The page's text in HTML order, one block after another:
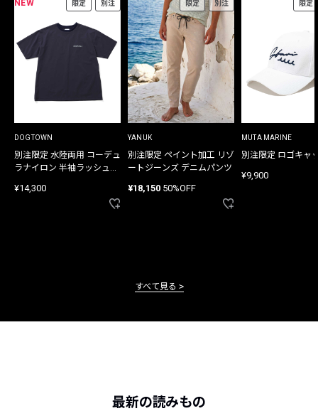
NEW 限定 別注
DOGTOWN
別注限定 水陸両用 コーデュ
ラナイロン 半袖ラッシュガ
¥14,300
限定 別注
YANUK
別注限定 ペイント加工 リゾ
ートジーンズ デニムパンツ
¥18,150 50%OFF
限定
MUTA MARINE
別注限定 ロゴキャ
¥9,900
すべて見る
最新の読みもの